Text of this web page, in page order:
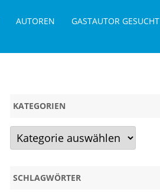
AUTOREN GASTAUTOR GESUCHT
KATEGORIEN
Kategorien
SCHLAGWÖRTER